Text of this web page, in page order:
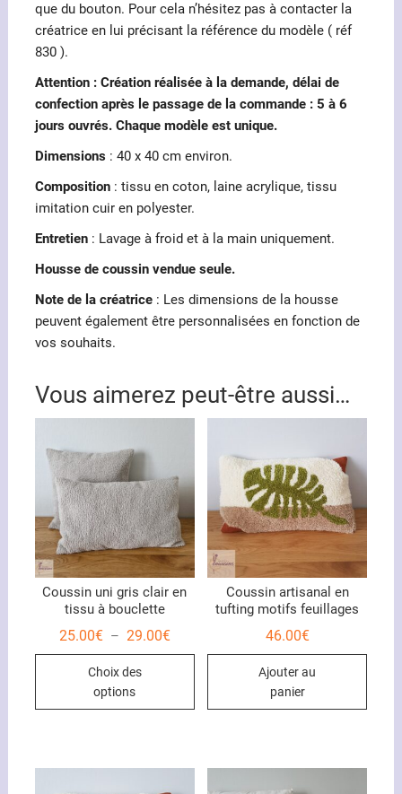
que du bouton. Pour cela n’hésitez pas à contacter la
créatrice en lui précisant la référence du modèle ( réf
830 ).
Attention : Création réalisée à la demande, délai de
confection après le passage de la commande : 5 à 6
jours ouvrés. Chaque modèle est unique.
Dimensions: 40 x 40 cm environ.
Composition: tissu en coton, laine acrylique, tissu
imitation cuir en polyester.
Entretien: Lavage à froid et à la main uniquement.
Housse de coussin vendue seule.
Note de la créatrice: Les dimensions de la housse
peuvent également être personnalisées en fonction de
vos souhaits.
Vous aimerez peut-être aussi…
Coussin uni gris clair en
tissu à bouclette
25.00€ – 29.00€Plage
Choix des
options
Ce
Les
options
Coussin artisanal en
tufting motifs feuillages
46.00€
Ajouter au
panier